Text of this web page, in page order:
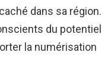
dans sa région.
du potentiel
la numérisation